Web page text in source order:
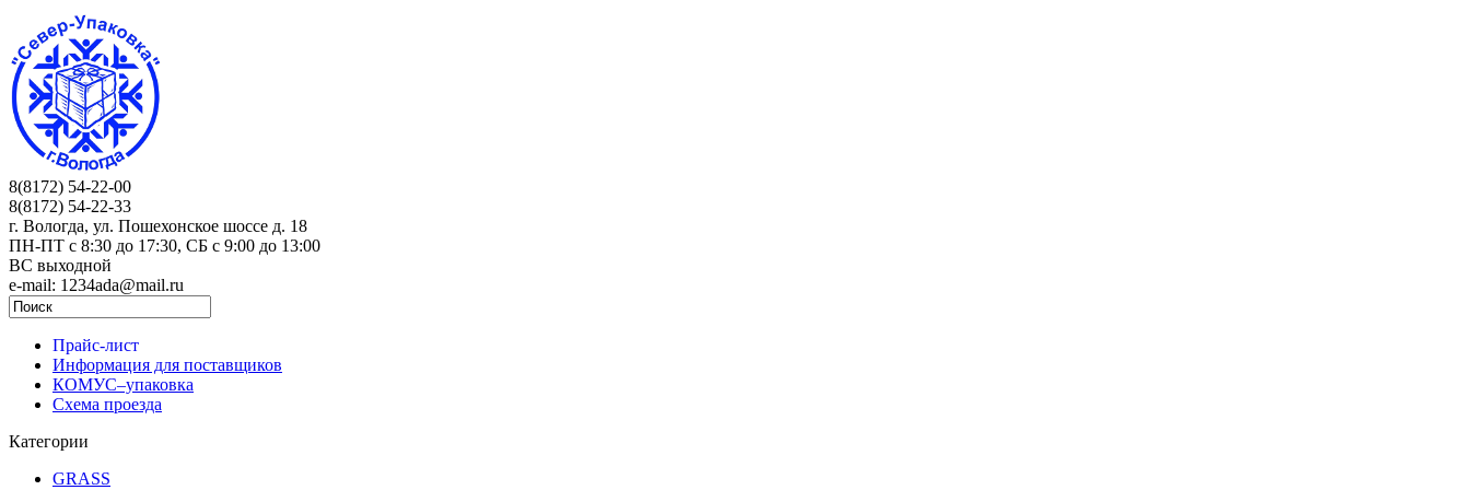
8(8172) 54-22-00
8(8172) 54-22-33
г. Вологда, ул. Пошехонское шоссе д. 18
ПН-ПТ c 8:30 до 17:30, СБ с 9:00 до 13:00
ВС выходной
e-mail: 1234ada@mail.ru
Прайс-лист
Информация для поставщиков
КОМУС–упаковка
Схема проезда
Категории
GRASS